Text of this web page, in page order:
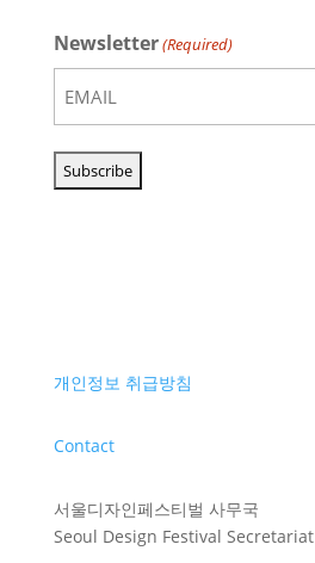
Newsletter(Required)
개인정보 취급방침
Contact
서울디자인페스티벌 사무국
Seoul Design Festival Secretariat